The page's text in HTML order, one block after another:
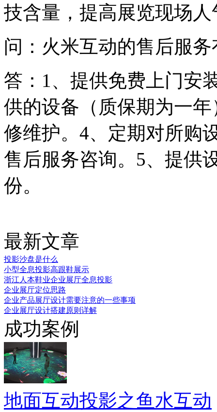
技含量，提高展览现场人
问：火米互动的售后服
答：1、提供免费上门安
供的设备（质保期为一
修维护。4、定期对所购
售后服务咨询。5、提供
份。
最新文章
投影沙盘是什么
小型全息投影高跟鞋展示
浙江人本鞋业企业展厅全息投影
企业展厅定位思路
企业产品展厅设计需要注意的一些事项
企业展厅设计搭建原则详解
成功案例
地面互动投影之鱼水互动